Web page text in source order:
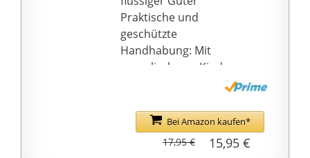
Praktische und
geschützte
Handhabung: Mit
unverlierbarer Kinder-
Sicherheitsverschraubu
Passend für alle
gängigen
Tanköffnungen (Benzin
Bei Amazon kaufen*
15,95 €
17,95 €